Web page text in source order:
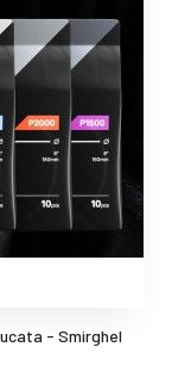
- Smirghel